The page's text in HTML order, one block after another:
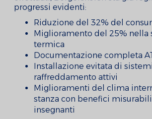
progressi evidenti:
Riduzione del 32% del
Miglioramento del 25% nella
termica
Documentazione completa
Installazione evitata di
raffreddamento attivi
Miglioramenti del clima
stanza con benefici
insegnanti